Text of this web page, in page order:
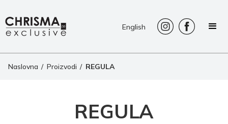
English
Naslovna / Proizvodi / REGULA
REGULA